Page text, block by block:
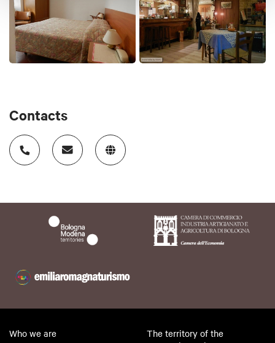
Contacts
Who we are
The territory of the